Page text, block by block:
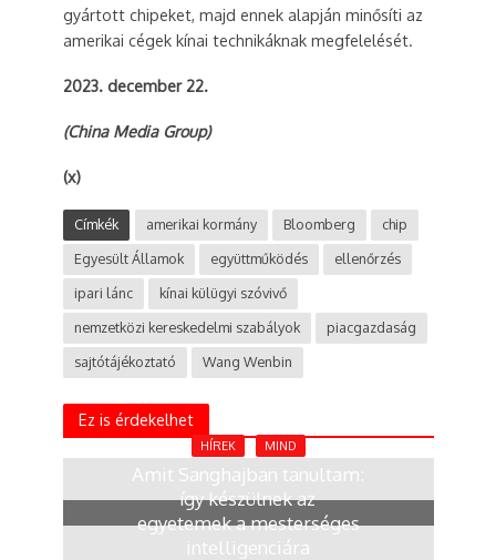
gyártott chipeket, majd ennek alapján minősíti az
amerikai cégek kínai technikáknak megfelelését.
2023. december 22.
(China Media Group)
(x)
Címkék amerikai kormány Bloomberg
chip
Egyesült Államok
együttműködés
ellenőrzés
ipari lánc
kínai külügyi szóvivő
nemzetközi kereskedelmi szabályok
piacgazdaság
sajtótájékoztató
Wang Wenbin
Ez is érdekelhet
HÍREK MIND
Amit Sanghajban tanultam:
így készülnek az
egyetemek a mesterséges
intelligenciára